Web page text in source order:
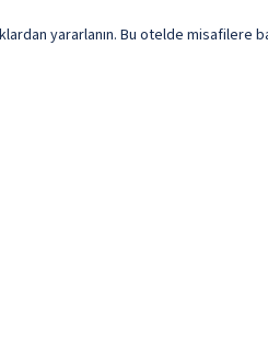
yararlanın. Bu otelde misafilere